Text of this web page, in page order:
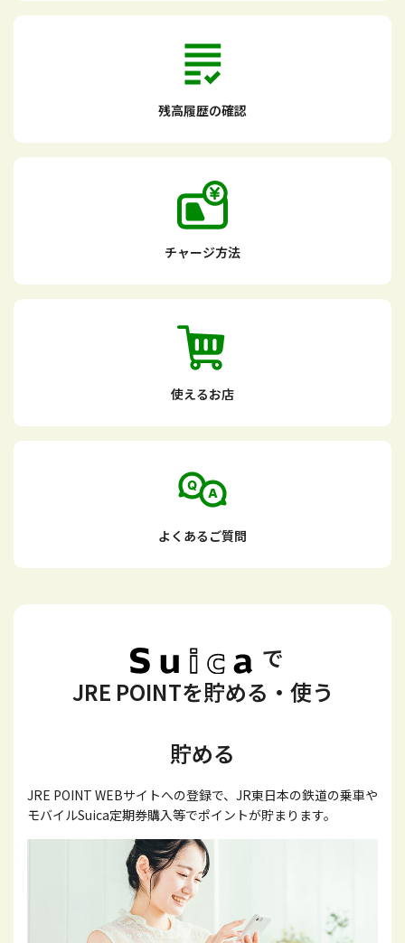
残高履歴の確認
チャージ方法
使えるお店
よくあるご質問
で
JRE POINTを貯める・使う
貯める
JRE POINT WEBサイトへの登録で、JR東日本の鉄道の乗車や
モバイルSuica定期券購入等でポイントが貯まります。